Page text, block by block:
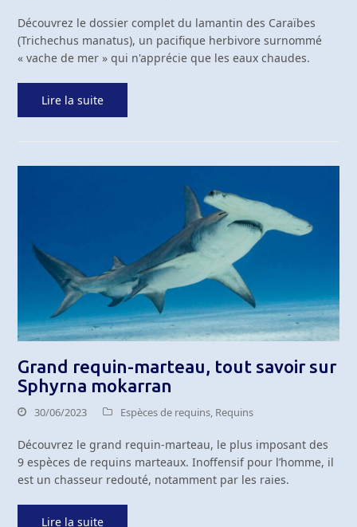
Découvrez le dossier complet du lamantin des Caraïbes
(Trichechus manatus), un pacifique herbivore surnommé
« vache de mer » qui n'apprécie que les eaux chaudes.
Lire la suite
Grand requin-marteau, tout savoir sur
Sphyrna mokarran
30/06/2023 Espèces de requins, Requins
Découvrez le grand requin-marteau, le plus imposant des
9 espèces de requins marteaux. Inoffensif pour l’homme, il
est un chasseur redouté, notamment par les raies.
Lire la suite